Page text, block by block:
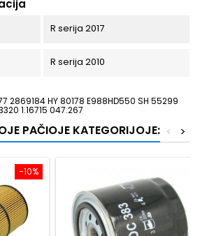
R serija 2017
R serija 2010
2869184 HY 80178 E988HD550 SH 55299
1.16715 047.267
PAČIOJE KATEGORIJOJE: >
<
−10%